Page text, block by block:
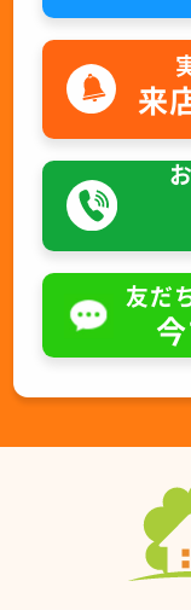
来
友だ